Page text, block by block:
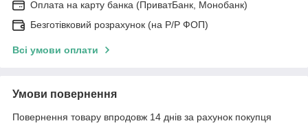
Оплата на карту банка (ПриватБанк, Монобанк)
Безготівковий розрахунок (на Р/Р ФОП)
Всі умови оплати
Умови повернення
Повернення товару впродовж 14 днів за рахунок покупця